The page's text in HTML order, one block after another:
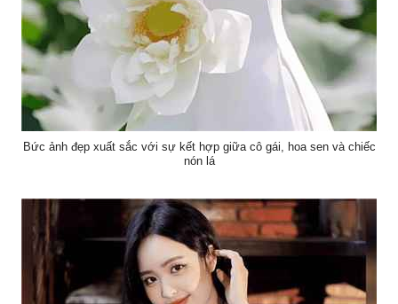
Bức ảnh đẹp xuất sắc với sự kết hợp giữa cô gái, hoa sen và chiếc
nón lá